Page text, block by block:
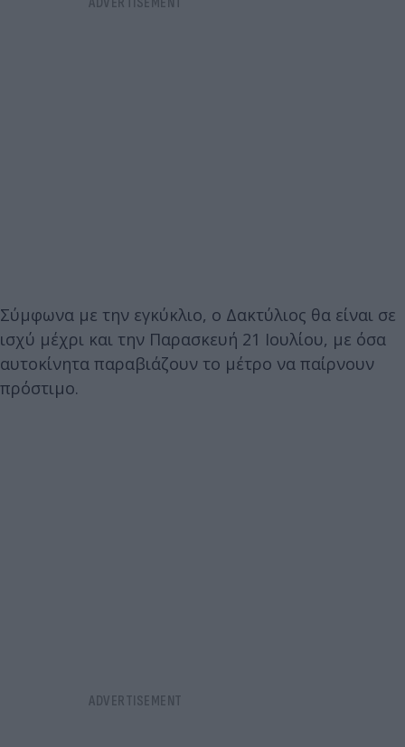
Σύμφωνα με την εγκύκλιο, ο Δακτύλιος θα είναι σε
ισχύ μέχρι και την Παρασκευή 21 Ιουλίου, με όσα
αυτοκίνητα παραβιάζουν το μέτρο να παίρνουν
πρόστιμο.